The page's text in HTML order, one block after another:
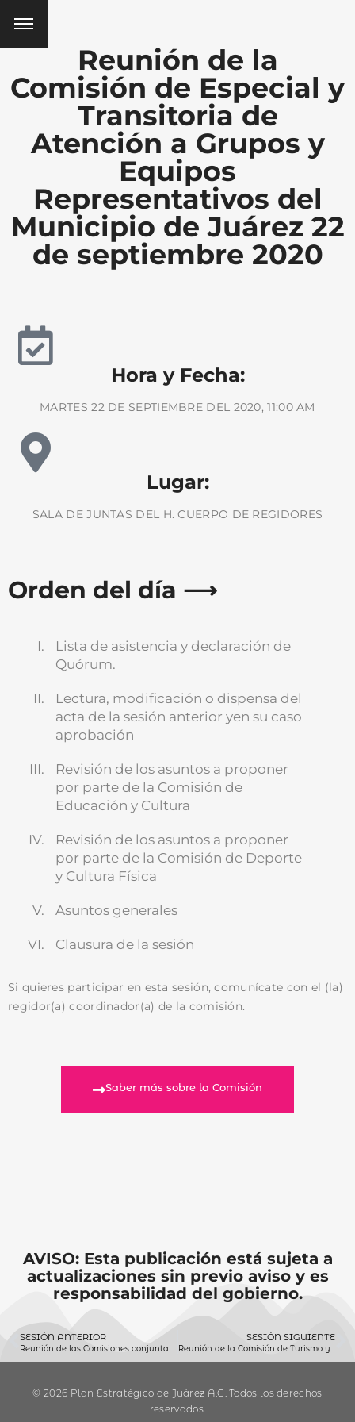
Reunión de la
Comisión de Especial y
Transitoria de
Atención a Grupos y
Equipos
Representativos del
Municipio de Juárez 22
de septiembre 2020
Hora y Fecha:
MARTES 22 DE SEPTIEMBRE DEL 2020, 11:00 AM
Lugar:
SALA DE JUNTAS DEL H. CUERPO DE REGIDORES
Orden del día ⟶
Lista de asistencia y declaración de
Quórum.
Lectura, modificación o dispensa del
acta de la sesión anterior yen su caso
aprobación
Revisión de los asuntos a proponer
por parte de la Comisión de
Educación y Cultura
Revisión de los asuntos a proponer
por parte de la Comisión de Deporte
y Cultura Física
Asuntos generales
Clausura de la sesión
Si quieres participar en esta sesión, comunícate con el (la)
regidor(a) coordinador(a) de la comisión.
Saber más sobre la Comisión
AVISO: Esta publicación está sujeta a
actualizaciones sin previo aviso y es
responsabilidad del gobierno.
SESIÓN ANTERIOR SESIÓN SIGUIENTE
© 2026 Plan Estratégico de Juárez A.C. Todos los derechos
reservados.